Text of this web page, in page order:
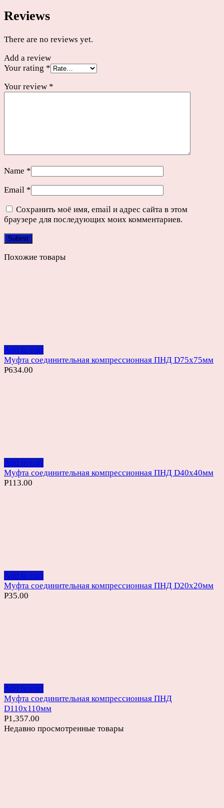
Reviews
There are no reviews yet.
Add a review
Your rating *
Your review *
Name *
Email *
Сохранить моё имя, email и адрес сайта в этом
браузере для последующих моих комментариев.
Похожие товары
Add to cart
Муфта соединительная компрессионная ПНД D75х75мм
Р634.00
Add to cart
Муфта соединительная компрессионная ПНД D40х40мм
Р113.00
Add to cart
Муфта соединительная компрессионная ПНД D20х20мм
Р35.00
Add to cart
Муфта соединительная компрессионная ПНД
D110х110мм
Р1,357.00
Недавно просмотренные товары